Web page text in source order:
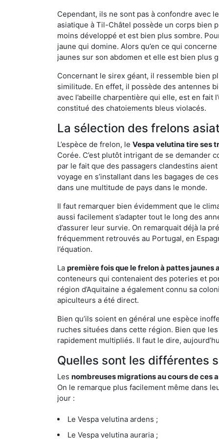
Cependant, ils ne sont pas à confondre avec
asiatique à Til-Châtel possède un corps bien
moins développé et est bien plus sombre.
jaune qui domine. Alors qu’en ce qui
jaunes sur son abdomen et elle est bien plus
Concernant le sirex géant, il ressemble bien
similitude. En effet, il possède des antennes
avec l’abeille charpentière qui elle, est en fait
constitué des chatoiements bleus violacés.
La sélection des frelons
L’espèce de frelon, le Vespa velutina tire ses
Corée. C’est plutôt intrigant de se demander
par le fait que des passagers clandestins
voyage en s’installant dans les bagages de
dans une multitude de pays dans le monde.
Il faut remarquer bien évidemment que le
aussi facilement s’adapter tout le long des
d’assurer leur survie. On remarquait déjà la
fréquemment retrouvés au Portugal, en
l’équation.
La première fois que le frelon à pattes jaunes
conteneurs qui contenaient des poteries et
région d’Aquitaine a également connu sa
apiculteurs a été direct.
Bien qu’ils soient en général une espèce
ruches situées dans cette région. Bien que
rapidement multipliés. Il faut le dire,
Quelles sont les différentes
Les nombreuses migrations au cours de ces
On le remarque plus facilement même dans
jour :
Le Vespa velutina ardens ;
Le Vespa velutina auraria ;